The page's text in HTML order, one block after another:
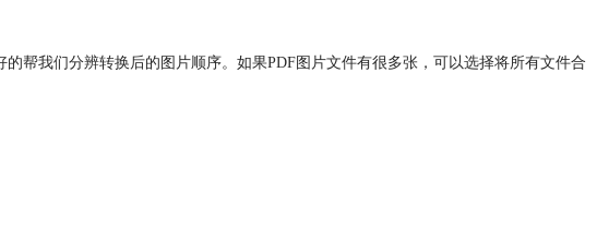
我们分辨转换后的图片顺序。如果PDF图片文件有很多张，可以选择将所有文件合